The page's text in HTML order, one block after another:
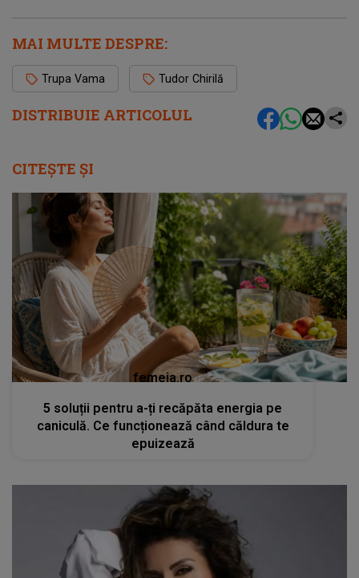
DISTRIBUIE ARTICOLUL
MAI MULTE DESPRE:
Trupa Vama Tudor Chirilă
CITEȘTE ȘI
femeia.ro
5 soluții pentru a-ți recăpăta energia pe
caniculă. Ce funcționează când căldura te
epuizează